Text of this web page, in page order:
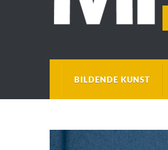
BILDENDE KUNST